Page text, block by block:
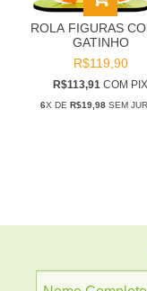
ROLA FIGURAS
GATINHO
R$119,90
R$113,91 COM PIX
6X DE R$19,98SEM